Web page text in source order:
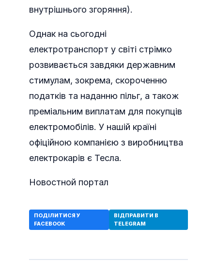
внутрішнього згоряння).
Однак на сьогодні
електротранспорт у світі стрімко
розвивається завдяки державним
стимулам, зокрема, скороченню
податків та наданню пільг, а також
преміальним виплатам для покупців
електромобілів. У нашій країні
офіційною компанією з виробництва
електрокарів є Тесла.
Новостной портал
ПОДІЛИТИСЯ У
FACEBOOK
ВІДПРАВИТИ В
TELEGRAM